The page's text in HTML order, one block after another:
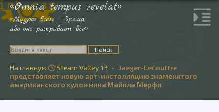
«Omnia tempus revelat»
«Мудрее всего – время,
ибо оно раскрывает все»
На главную  Steam Valley 13 • Jaeger-LeCoultre
представляет новую арт-инсталляцию знаменитого
американского художника Майкла Мерфи